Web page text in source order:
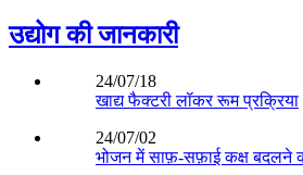
उद्योग की जानकारी
24/07/18
खाद्य फैक्टरी लॉकर रूम प्रक्रिया
24/07/02
भोजन में साफ़-सफ़ाई कक्ष बदलने